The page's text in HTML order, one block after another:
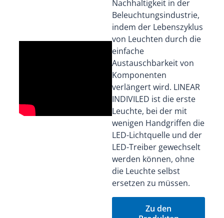
Nachhaltigkeit in der
Beleuchtungsindustrie,
indem der Lebenszyklus
von Leuchten durch die
einfache
Austauschbarkeit von
Komponenten
verlängert wird. LINEAR
INDIVILED ist die erste
Leuchte, bei der mit
wenigen Handgriffen die
LED-Lichtquelle und der
LED-Treiber gewechselt
werden können, ohne
die Leuchte selbst
ersetzen zu müssen.
Zu den